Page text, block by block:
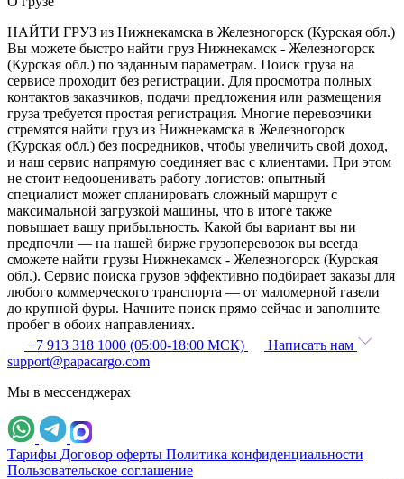
НАЙТИ ГРУЗ из Нижнекамска в Железногорск (Курская обл.)
Вы можете быстро найти груз Нижнекамск - Железногорск
(Курская обл.) по заданным параметрам. Поиск груза на
сервисе проходит без регистрации. Для просмотра полных
контактов заказчиков, подачи предложения или размещения
груза требуется простая регистрация. Многие перевозчики
стремятся найти груз из Нижнекамска в Железногорск
(Курская обл.) без посредников, чтобы увеличить свой доход,
и наш сервис напрямую соединяет вас с клиентами. При этом
не стоит недооценивать работу логистов: опытный
специалист может спланировать сложный маршрут с
максимальной загрузкой машины, что в итоге также
повышает вашу прибыльность. Какой бы вариант вы ни
предпочли — на нашей бирже грузоперевозок вы всегда
сможете найти грузы Нижнекамск - Железногорск (Курская
обл.). Сервис поиска грузов эффективно подбирает заказы для
любого коммерческого транспорта — от маломерной газели
до крупной фуры. Начните поиск прямо сейчас и заполните
пробег в обоих направлениях.
+7 913 318 1000 (05:00-18:00 МСК)
Написать нам
support@papacargo.com
Мы в мессенджерах
Тарифы Договор оферты Политика конфиденциальности
Пользовательское соглашение